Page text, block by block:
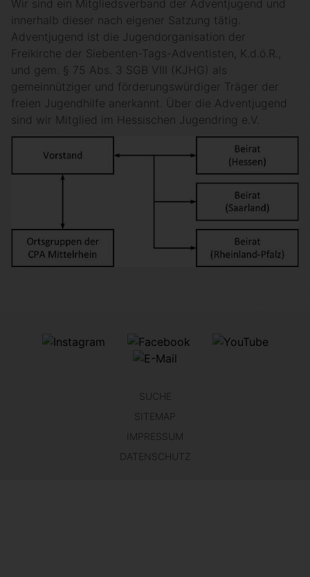
Wir sind ein Mitgliedsverband der Adventjugend und
innerhalb dieser nach eigener Satzung tätig.
Adventjugend ist die Jugendorganisation der
Freikirche der Siebenten-Tags-Adventisten, K.d.ö.R.,
und gem. § 75 Abs. 3 SGB VIII (KJHG) als
gemeinnütziger und förderungswürdiger Träger der
freien Jugendhilfe anerkannt. Über die Adventjugend
sind wir Mitglied im Hessischen Jugendring e.V.
SUCHE
SITEMAP
IMPRESSUM
DATENSCHUTZ